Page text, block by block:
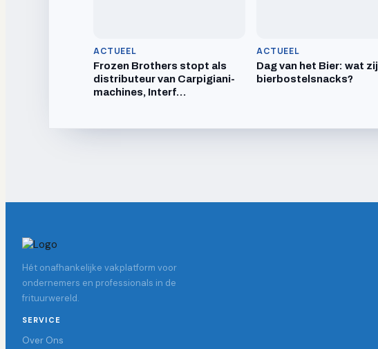
ACTUEEL
Frozen Brothers stopt als
distributeur van Carpigiani-
machines, Interf…
ACTUEEL
Dag van het Bier: wat
bierbostelsnacks?
Hét onafhankelijke vakplatform voor
ondernemers en professionals in de
frituurwereld.
SERVICE
Over Ons